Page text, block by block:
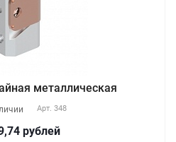
металлическая
Арт. 348
рублей